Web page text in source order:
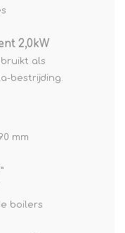
2,0kW
als
bestrijding.
mm
boilers